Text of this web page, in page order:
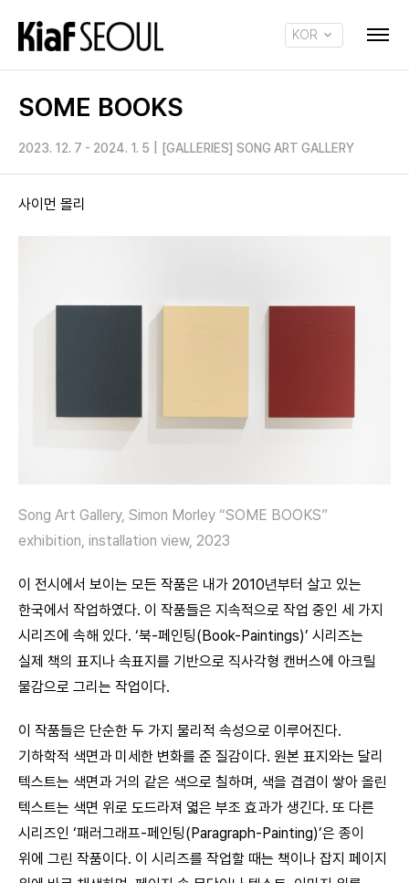
KOR
SOME BOOKS
2023. 12. 7 - 2024. 1. 5 [GALLERIES] SONG ART GALLERY
사이먼 몰리
Song Art Gallery, Simon Morley “SOME BOOKS”
exhibition, installation view, 2023
이 전시에서 보이는 모든 작품은 내가 2010년부터 살고 있는
한국에서 작업하였다. 이 작품들은 지속적으로 작업 중인 세 가지
시리즈에 속해 있다. ‘북-페인팅(Book-Paintings)’ 시리즈는
실제 책의 표지나 속표지를 기반으로 직사각형 캔버스에 아크릴
물감으로 그리는 작업이다.
이 작품들은 단순한 두 가지 물리적 속성으로 이루어진다.
기하학적 색면과 미세한 변화를 준 질감이다. 원본 표지와는 달리
텍스트는 색면과 거의 같은 색으로 칠하며, 색을 겹겹이 쌓아 올린
텍스트는 색면 위로 도드라져 엷은 부조 효과가 생긴다. 또 다른
시리즈인 ‘패러그래프-페인팅(Paragraph-Painting)’은 종이
위에 그린 작품이다. 이 시리즈를 작업할 때는 책이나 잡지 페이지